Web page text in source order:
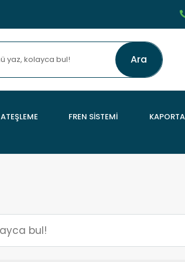
Ara
ATEŞLEME FREN SİSTEMİ KAPORTA